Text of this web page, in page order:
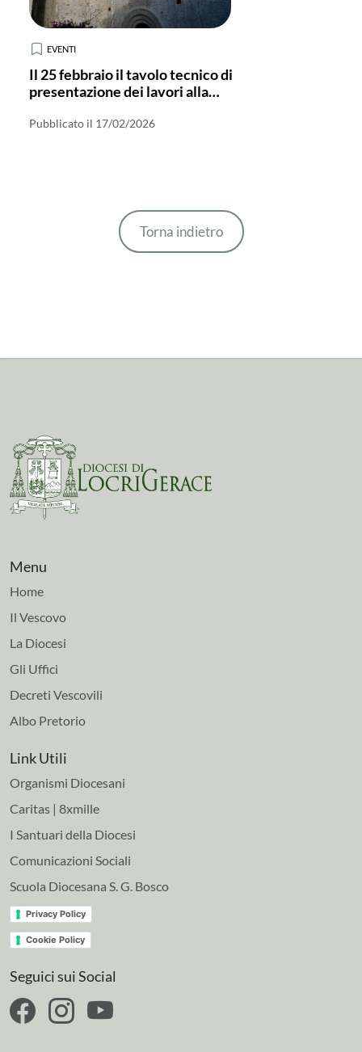
EVENTI
Il 25 febbraio il tavolo tecnico di
presentazione dei lavori alla
Pubblicato il 17/02/2026
Torna indietro
Menu
Home
Il Vescovo
La Diocesi
Gli Uffici
Decreti Vescovili
Albo Pretorio
Link Utili
Organismi Diocesani
Caritas | 8xmille
I Santuari della Diocesi
Comunicazioni Sociali
Scuola Diocesana S. G. Bosco
Privacy Policy
Cookie Policy
Seguici sui Social